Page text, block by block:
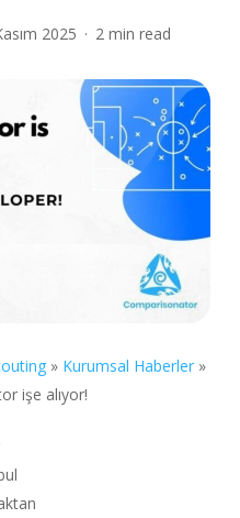
2025 2 min read
» Kurumsal Haberler»
işe alıyor!